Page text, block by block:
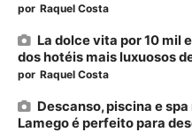
por Raquel Costa
La dolce vita por 10 mil
dos hotéis mais luxuosos
por Raquel Costa
Descanso, piscina e
Lamego é perfeito para